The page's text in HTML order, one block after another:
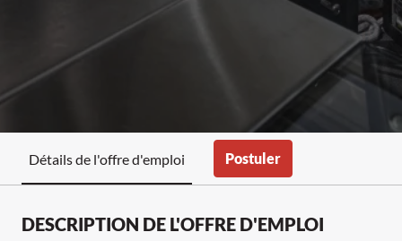
Détails de l'offre d'emploi Postuler
DESCRIPTION DE L'OFFRE D'EMPLOI